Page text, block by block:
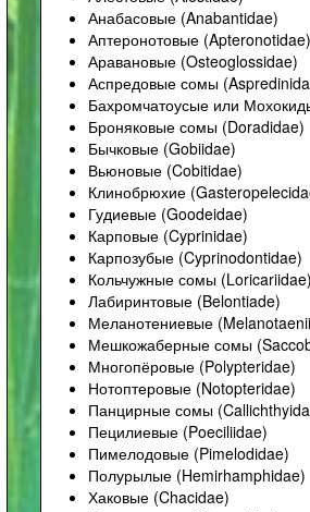
Анабасовые (Anabantidae)
Аптеронотовые (Apteronotidae)
Аравановые (Osteoglossidae)
Аспредовые сомы
Бахромчатоусые или
Броняковые сомы (Doradidae)
Бычковые (Gobiidae)
Вьюновые (Cobitidae)
Клинобрюхие
Гудиевые (Goodeidae)
Карповые (Cyprinidae)
Карпозубые (Cyprinodontidae)
Кольчужные сомы (Loricariidae)
Лабиринтовые (Belontiade)
Меланотениевые
Мешкожаберные сомы
Многопёровые (Polypteridae)
Нотоптеровые (Notopteridae)
Панцирные сомы
Пецилиевые (Poeciliidae)
Пимелодовые (Pimelodidae)
Полурылые (Hemirhamphidae)
Хаковые (Chacidae)